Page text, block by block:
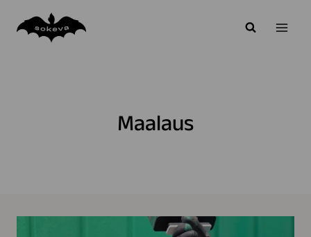
sisältöön
Maalaus